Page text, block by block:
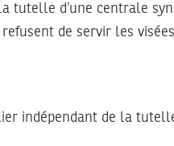
tutelle d’une centrale
de servir les
indépendant de la